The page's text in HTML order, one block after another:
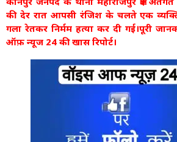
कानपुर जनपद के थाना महाराजपुर क्षेत्र
की देर रात आपसी रंजिश के चलते एक व्यक्ति
गला रेतकर निर्मम हत्या कर दी गई।पूरी
ऑफ़ न्यूज 24 की खास रिपोर्ट।